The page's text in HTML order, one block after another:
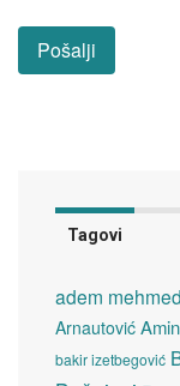
Tagovi
adem
Arnautović
bakir izetbegović